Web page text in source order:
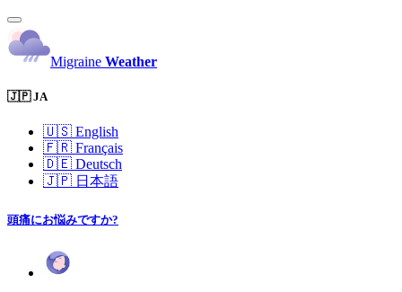
Migraine Weather
🇯🇵 JA
🇺🇸 English
🇫🇷 Français
🇩🇪 Deutsch
🇯🇵 日本語
頭痛にお悩みですか?